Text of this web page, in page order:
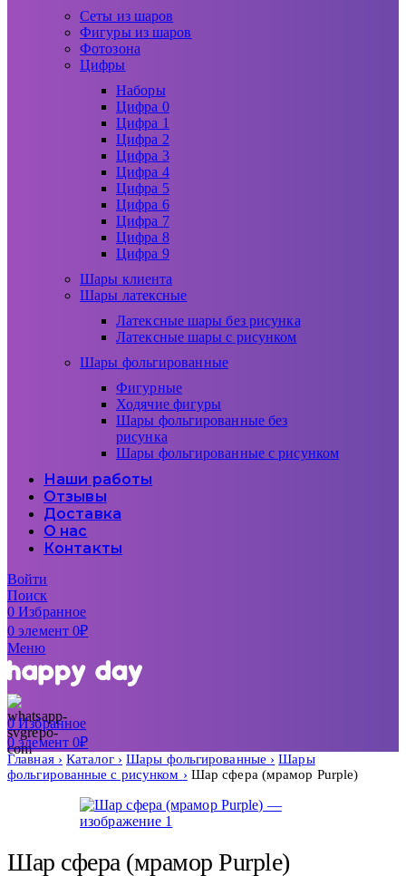
Сеты из шаров
Фигуры из шаров
Фотозона
Цифры
Наборы
Цифра 0
Цифра 1
Цифра 2
Цифра 3
Цифра 4
Цифра 5
Цифра 6
Цифра 7
Цифра 8
Цифра 9
Шары клиента
Шары латексные
Латексные шары без рисунка
Латексные шары с рисунком
Шары фольгированные
Фигурные
Ходячие фигуры
Шары фольгированные без
рисунка
Шары фольгированные с рисунком
Наши работы
Отзывы
Доставка
О нас
Контакты
Войти
Поиск
0Избранное
0элемент 0₽
Меню
0Избранное
0элемент 0₽
Главная Каталог Шары фольгированные
Шары
фольгированные с рисунком
Шар сфера (мрамор Purple)
Шар сфера (мрамор Purple)